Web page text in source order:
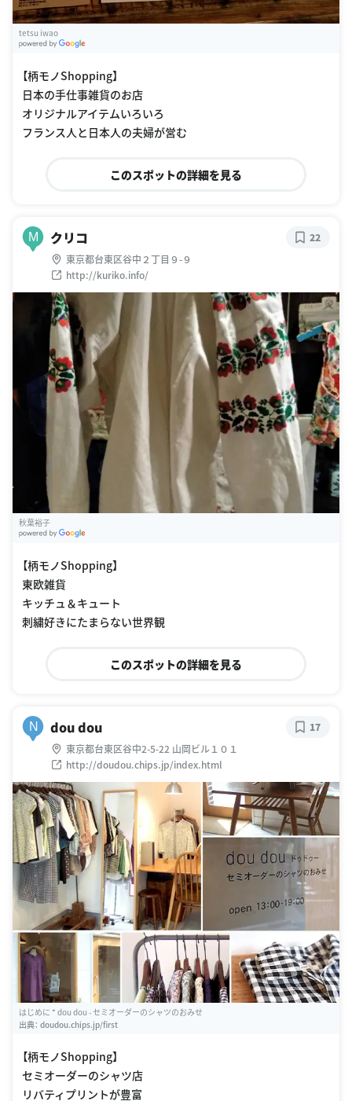
tetsu iwao
【柄モノShopping】
日本の手仕事雑貨のお店
オリジナルアイテムいろいろ
フランス人と日本人の夫婦が営む
このスポットの詳細を見る
M クリコ
東京都台東区谷中２丁目９-９
http://kuriko.info/
22
秋葉裕子
【柄モノShopping】
東欧雑貨
キッチュ＆キュート
刺繍好きにたまらない世界観
このスポットの詳細を見る
N dou dou
東京都台東区谷中2-5-22 山岡ビル１０１
http://doudou.chips.jp/index.html
17
はじめに * dou dou - セミオーダーのシャツのおみせ
出典： doudou.chips.jp/first
【柄モノShopping】
セミオーダーのシャツ店
リバティプリントが豊富